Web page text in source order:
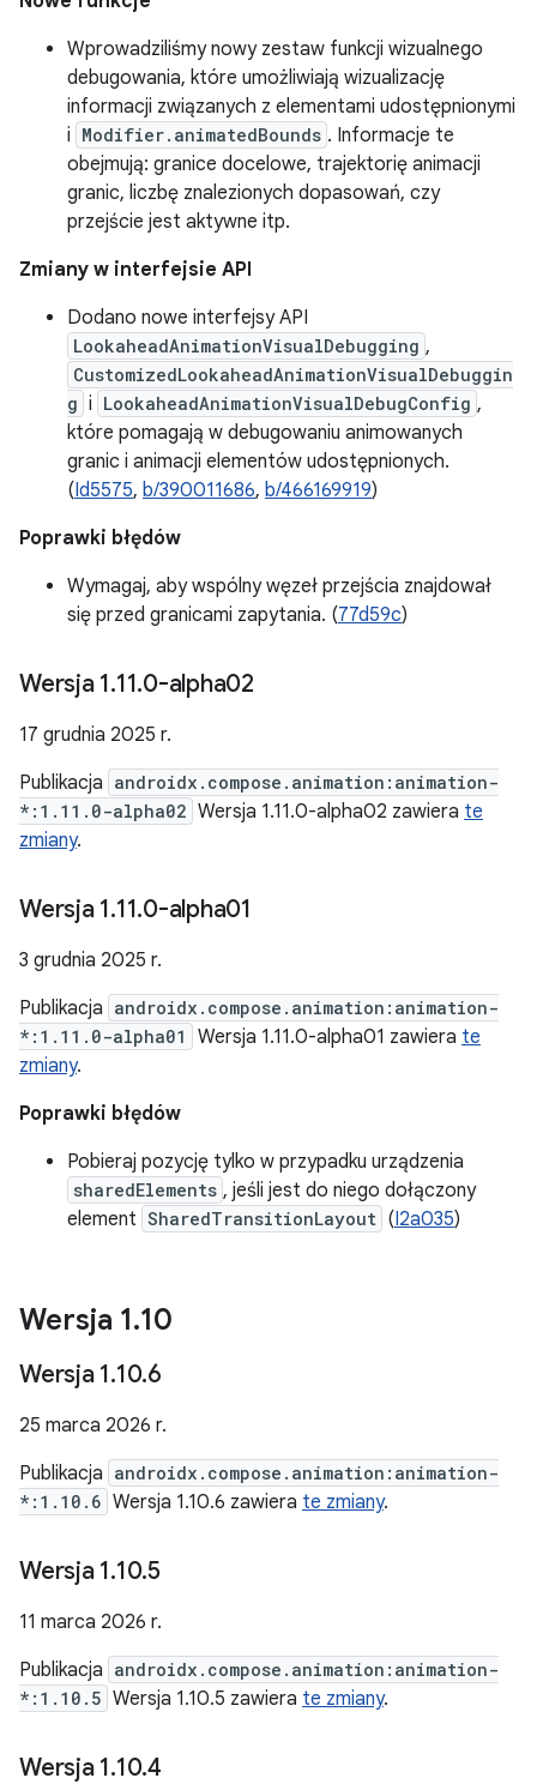
Wprowadziliśmy nowy zestaw funkcji wizualnego
debugowania, które umożliwiają wizualizację
informacji związanych z elementami udostępnionymi
i Modifier.animatedBounds . Informacje te
obejmują: granice docelowe, trajektorię animacji
granic, liczbę znalezionych dopasowań, czy
przejście jest aktywne itp.
Zmiany w interfejsie API
Dodano nowe interfejsy API
LookaheadAnimationVisualDebugging ,
CustomizedLookaheadAnimationVisualDebuggin
g i LookaheadAnimationVisualDebugConfig ,
które pomagają w debugowaniu animowanych
granic i animacji elementów udostępnionych.
(Id5575, b/390011686, b/466169919)
Poprawki błędów
Wymagaj, aby wspólny węzeł przejścia znajdował
się przed granicami zapytania. (77d59c)
Wersja 1.11.0-alpha02
17 grudnia 2025 r.
Publikacja androidx.compose.animation:animation-
*:1.11.0-alpha02 Wersja 1.11.0-alpha02 zawiera te
zmiany.
Wersja 1.11.0-alpha01
3 grudnia 2025 r.
Publikacja androidx.compose.animation:animation-
*:1.11.0-alpha01
Wersja 1.11.0-alpha01 zawiera te
zmiany.
Poprawki błędów
Pobieraj pozycję tylko w przypadku urządzenia
sharedElements , jeśli jest do niego dołączony
element SharedTransitionLayout (I2a035)
Wersja 1.10
Wersja 1.10.6
25 marca 2026 r.
Publikacja androidx.compose.animation:animation-
*:1.10.6 Wersja 1.10.6 zawiera te zmiany.
Wersja 1.10.5
11 marca 2026 r.
Publikacja androidx.compose.animation:animation-
*:1.10.5 Wersja 1.10.5 zawiera te zmiany.
Wersja 1.10.4